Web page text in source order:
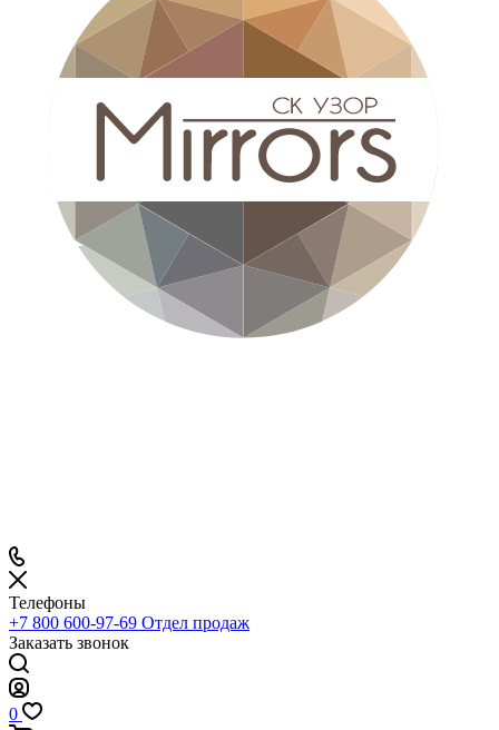
Телефоны
+7 800 600-97-69 Отдел продаж
Заказать звонок
0